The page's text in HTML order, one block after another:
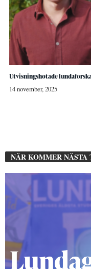
Utvisningshotade
14 november, 2025
NÄR KOMMER NÄSTA